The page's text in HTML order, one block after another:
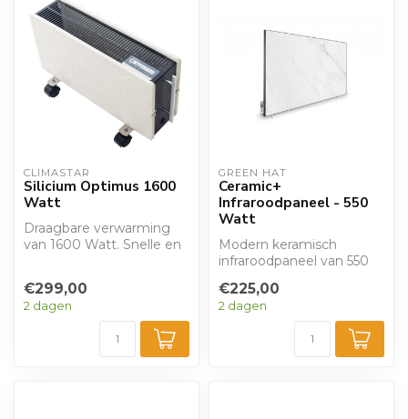
CLIMASTAR
Silicium Optimus 1600
Watt
Draagbare verwarming
van 1600 Watt. Snelle en
€299,00
2 dagen
GREEN HAT
Ceramic+
Infraroodpaneel - 550
Watt
Modern keramisch
infraroodpaneel van 550
Van ons 'Green Ha...
€225,00
2 dagen